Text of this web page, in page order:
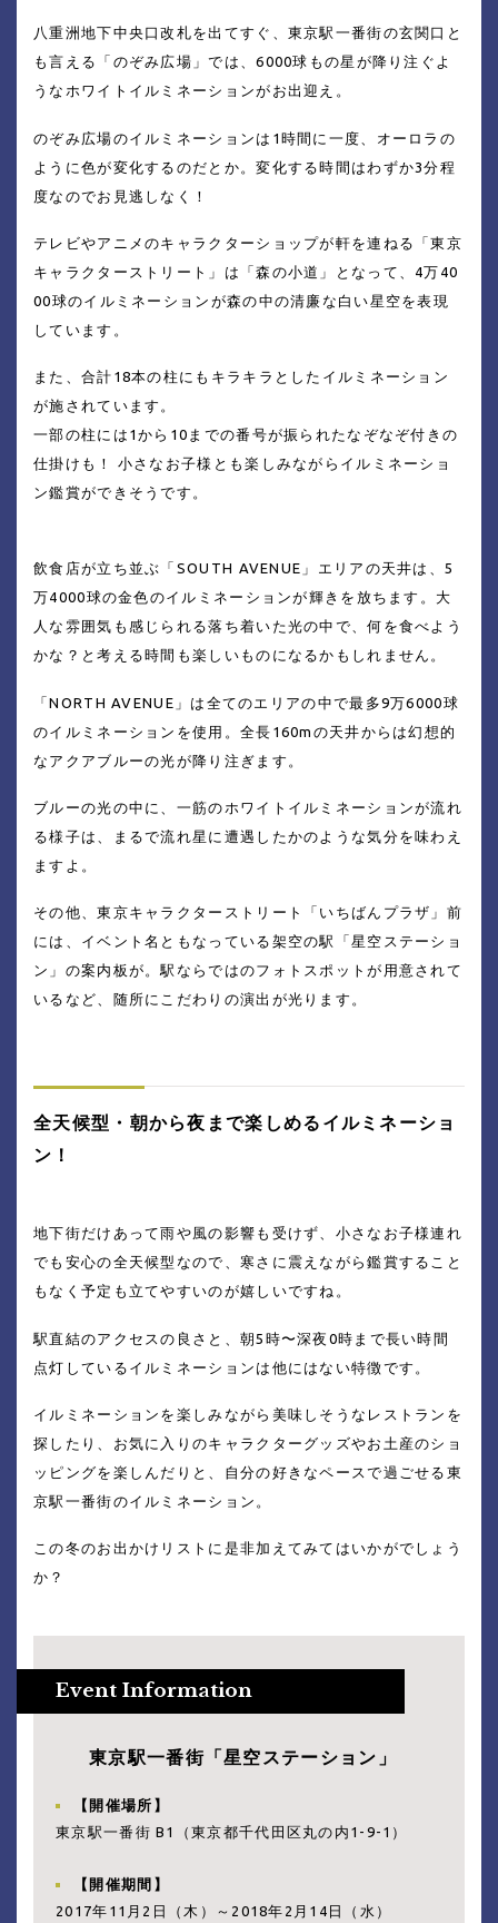
八重洲地下中央口改札を出てすぐ、東京駅一番街の玄関口と
も言える「のぞみ広場」では、6000球もの星が降り注ぐよ
うなホワイトイルミネーションがお出迎え。
のぞみ広場のイルミネーションは1時間に一度、オーロラの
ように色が変化するのだとか。変化する時間はわずか3分程
度なのでお見逃しなく！
テレビやアニメのキャラクターショップが軒を連ねる「東京
キャラクターストリート」は「森の小道」となって、4万40
00球のイルミネーションが森の中の清廉な白い星空を表現
しています。
また、合計18本の柱にもキラキラとしたイルミネーション
が施されています。
一部の柱には1から10までの番号が振られたなぞなぞ付きの
仕掛けも！ 小さなお子様とも楽しみながらイルミネーショ
ン鑑賞ができそうです。
飲食店が立ち並ぶ「SOUTH AVENUE」エリアの天井は、5
万4000球の金色のイルミネーションが輝きを放ちます。大
人な雰囲気も感じられる落ち着いた光の中で、何を食べよう
かな？と考える時間も楽しいものになるかもしれません。
「NORTH AVENUE」は全てのエリアの中で最多9万6000球
のイルミネーションを使用。全長160mの天井からは幻想的
なアクアブルーの光が降り注ぎます。
ブルーの光の中に、一筋のホワイトイルミネーションが流れ
る様子は、まるで流れ星に遭遇したかのような気分を味わえ
ますよ。
その他、東京キャラクターストリート「いちばんプラザ」前
には、イベント名ともなっている架空の駅「星空ステーショ
ン」の案内板が。駅ならではのフォトスポットが用意されて
いるなど、随所にこだわりの演出が光ります。
全天候型・朝から夜まで楽しめるイルミネーショ
ン！
地下街だけあって雨や風の影響も受けず、小さなお子様連れ
でも安心の全天候型なので、寒さに震えながら鑑賞すること
もなく予定も立てやすいのが嬉しいですね。
駅直結のアクセスの良さと、朝5時〜深夜0時まで長い時間
点灯しているイルミネーションは他にはない特徴です。
イルミネーションを楽しみながら美味しそうなレストランを
探したり、お気に入りのキャラクターグッズやお土産のショ
ッピングを楽しんだりと、自分の好きなペースで過ごせる東
京駅一番街のイルミネーション。
この冬のお出かけリストに是非加えてみてはいかがでしょう
か？
東京駅一番街「星空ステーション」
【開催場所】
東京駅一番街 B1（東京都千代田区丸の内1-9-1）
【開催期間】
2017年11月2日（木）～2018年2月14日（水）